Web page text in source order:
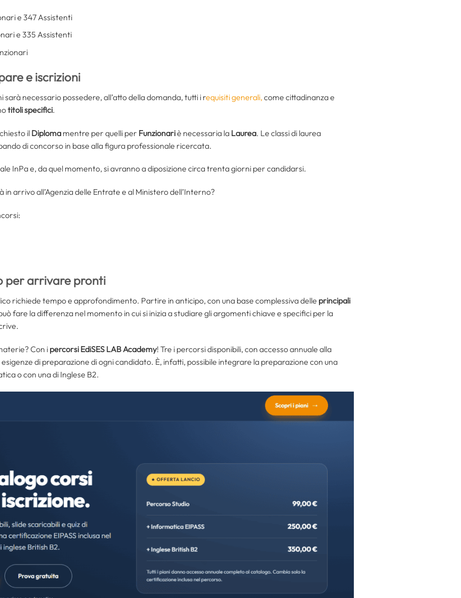
e 347 Assistenti
e 335 Assistenti
e iscrizioni
necessario possedere, all’atto della domanda, tutti i requisiti generali, come cittadinanza e
titoli specifici.
il Diploma mentre per quelli per Funzionariè necessaria la Laurea. Le classi di laurea
di concorso in base alla figura professionale ricercata.
InPa e, da quel momento, si avranno a diposizione circa trenta giorni per candidarsi.
arrivo all’Agenzia delle Entrate e al Ministero dell’Interno?
per arrivare pronti
richiede tempo e approfondimento. Partire in anticipo, con una base complessiva delle principali
fare la differenza nel momento in cui si inizia a studiare gli argomenti chiave e specifici per la
Con i percorsi EdiSES LAB Academy! Tre i percorsi disponibili, con accesso annuale alla
di preparazione di ogni candidato. È, infatti, possibile integrare la preparazione con una
o con una di Inglese B2.